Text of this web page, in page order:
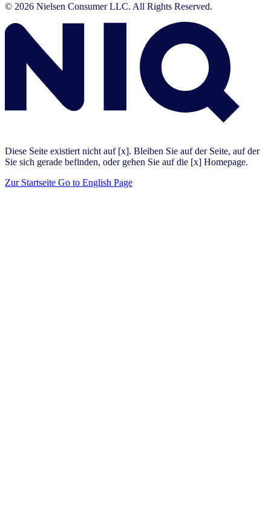
© 2026 Nielsen Consumer LLC. All Rights Reserved.
Diese Seite existiert nicht auf [x]. Bleiben Sie auf der Seite, auf der
Sie sich gerade befinden, oder gehen Sie auf die [x] Homepage.
Zur Startseite Go to English Page